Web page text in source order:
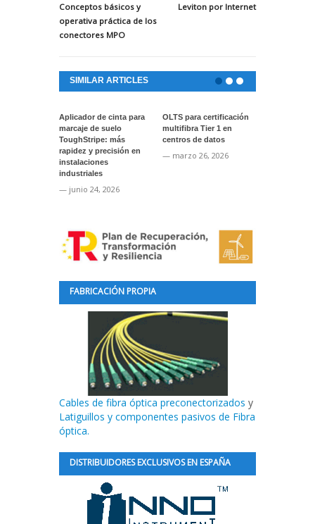
Conceptos básicos y
operativa práctica de los
conectores MPO
Leviton por Internet
SIMILAR ARTICLES
Aplicador de cinta para
marcaje de suelo
ToughStripe: más
rapidez y precisión en
instalaciones
industriales
— junio 24, 2026
OLTS para certificación
multifibra Tier 1 en
centros de datos
— marzo 26, 2026
FABRICACIÓN PROPIA
Cables de fibra óptica preconectorizados y
Latiguillos y componentes pasivos de Fibra
óptica.
DISTRIBUIDORES EXCLUSIVOS EN ESPAÑA